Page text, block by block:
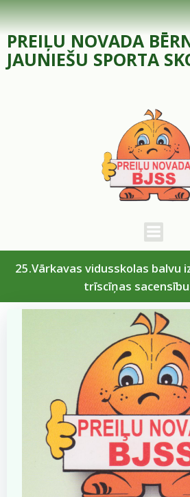
Skip
to
content
PREIĻU NOVADA
JAUNIEŠU SPORTA
25.Vārkavas vidusskolas balvu
trīscīņas